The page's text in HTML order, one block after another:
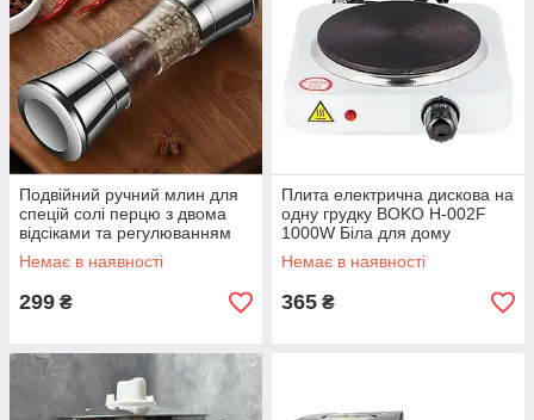
Подвійний ручний млин для
спецій солі перцю з двома
відсіками та регулюванням
помелу Двостороння
Немає в наявності
299 ₴
Плита електрична дискова на
одну грудку BOKO H-002F
1000W Біла для дому
Немає в наявності
365 ₴